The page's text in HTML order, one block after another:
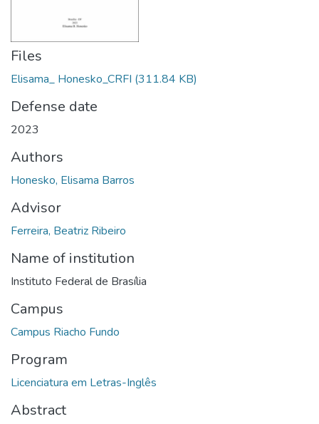
Files
Elisama_ Honesko_CRFI (311.84 KB)
Defense date
2023
Authors
Honesko, Elisama Barros
Advisor
Ferreira, Beatriz Ribeiro
Name of institution
Instituto Federal de Brasília
Campus
Campus Riacho Fundo
Program
Licenciatura em Letras-Inglês
Abstract